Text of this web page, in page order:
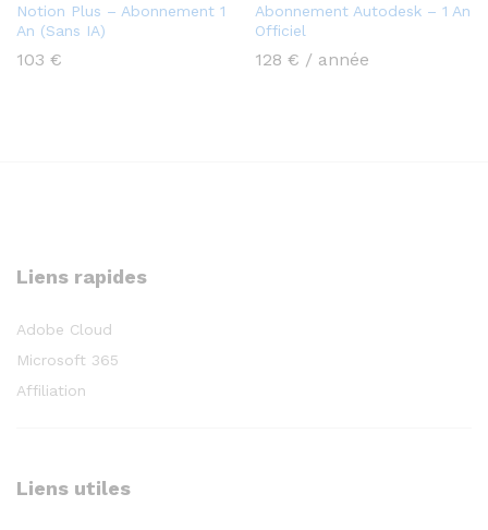
Notion Plus – Abonnement 1
An (Sans IA)
103 €
Abonnement Autodesk – 1 An
Officiel
128 € / année
Liens rapides
Adobe Cloud
Microsoft 365
Affiliation
Liens utiles